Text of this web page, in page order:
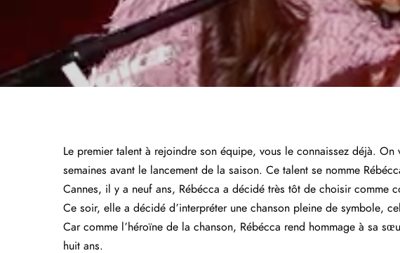
Le premier talent à rejoindre son équipe, vous le connaissez déjà. On
semaines avant le lancement de la saison. Ce talent se nomme
Cannes, il y a neuf ans, Rébécca a décidé très tôt de choisir comme
Ce soir, elle a décidé d’interpréter une chanson pleine de symbole,
Car comme l’héroïne de la chanson, Rébécca rend hommage à sa
huit ans.